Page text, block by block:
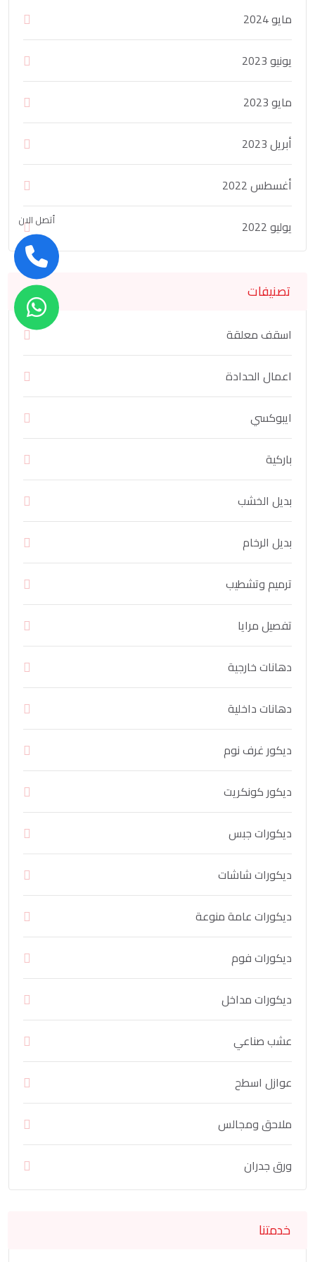
مايو 2024
يونيو 2023
مايو 2023
أبريل 2023
أغسطس 2022
يوليو 2022
تصنيفات
اسقف معلقة
اعمال الحدادة
ايبوكسي
باركية
بديل الخشب
بديل الرخام
ترميم وتشطيب
تفصيل مرايا
دهانات خارجية
دهانات داخلية
ديكور غرف نوم
ديكور كونكريت
ديكورات جبس
ديكورات شاشات
ديكورات عامة منوعة
ديكورات فوم
ديكورات مداخل
عشب صناعي
عوازل اسطح
ملاحق ومجالس
ورق جدران
خدمتنا
أتصل الان